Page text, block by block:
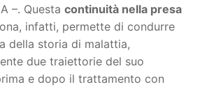
–. Questa continuità nella presa
infatti, permette di condurre
della storia di malattia,
due traiettorie del suo
e dopo il trattamento con